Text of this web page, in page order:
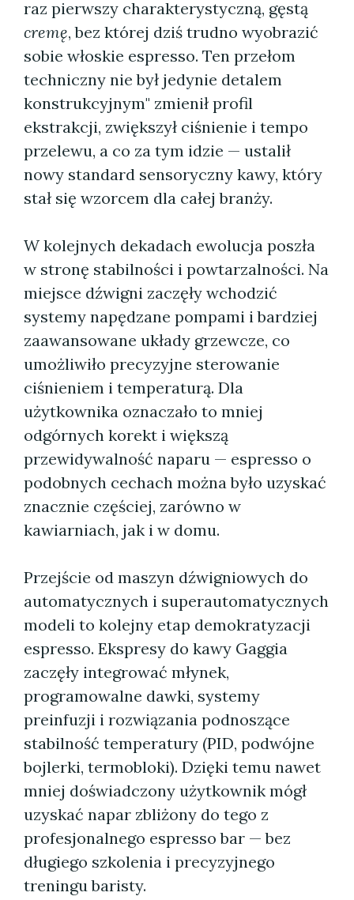
raz pierwszy charakterystyczną, gęstą
cremę, bez której dziś trudno wyobrazić
sobie włoskie espresso. Ten przełom
techniczny nie był jedynie detalem
konstrukcyjnym" zmienił profil
ekstrakcji, zwiększył ciśnienie i tempo
przelewu, a co za tym idzie — ustalił
nowy standard sensoryczny kawy, który
stał się wzorcem dla całej branży.
W kolejnych dekadach ewolucja poszła
w stronę stabilności i powtarzalności. Na
miejsce dźwigni zaczęły wchodzić
systemy napędzane pompami i bardziej
zaawansowane układy grzewcze, co
umożliwiło precyzyjne sterowanie
ciśnieniem i temperaturą. Dla
użytkownika oznaczało to mniej
odgórnych korekt i większą
przewidywalność naparu — espresso o
podobnych cechach można było uzyskać
znacznie częściej, zarówno w
kawiarniach, jak i w domu.
Przejście od maszyn dźwigniowych do
automatycznych i superautomatycznych
modeli to kolejny etap demokratyzacji
espresso. Ekspresy do kawy Gaggia
zaczęły integrować młynek,
programowalne dawki, systemy
preinfuzji i rozwiązania podnoszące
stabilność temperatury (PID, podwójne
bojlerki, termobloki). Dzięki temu nawet
mniej doświadczony użytkownik mógł
uzyskać napar zbliżony do tego z
profesjonalnego espresso bar — bez
długiego szkolenia i precyzyjnego
treningu baristy.